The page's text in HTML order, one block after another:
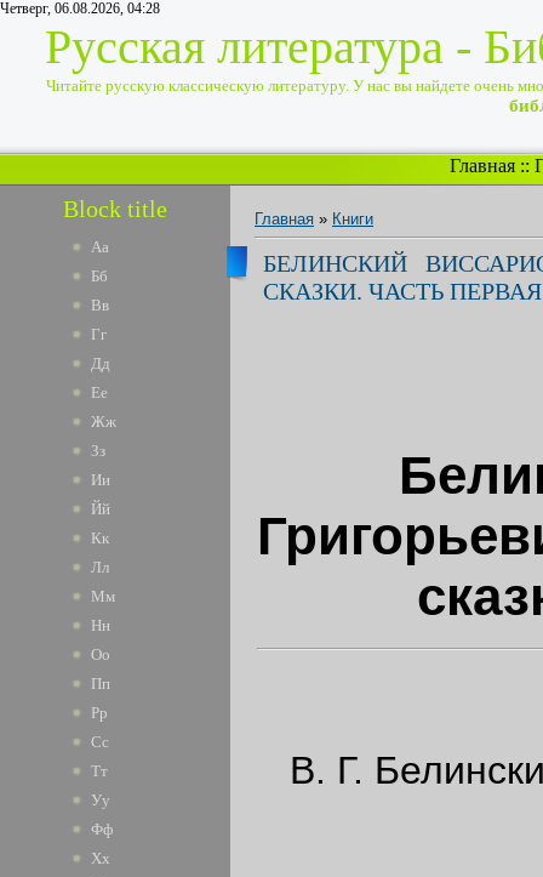
Четверг, 06.08.2026, 04:28
Русская литература -
Читайте русскую классическую литературу. У нас вы найдете очень
Главная ::
Block title
Аа
Бб
Вв
Гг
Дд
Ее
Жж
Зз
Ии
Йй
Кк
Лл
Мм
Нн
Оо
Пп
Рр
Сс
Тт
Уу
Фф
Хх
Главная » Книги
БЕЛИНСКИЙ
СКАЗКИ. ЧАСТЬ ПЕРВАЯ
В. Г.